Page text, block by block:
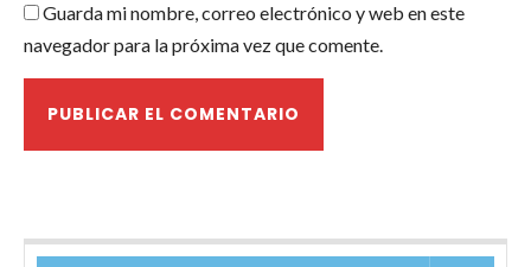
Guarda mi nombre, correo electrónico y web en este
navegador para la próxima vez que comente.